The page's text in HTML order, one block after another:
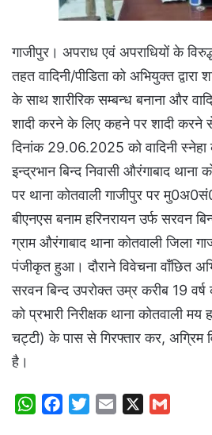
गाजीपुर। अपराध एवं अपराधियों के
तहत वादिनी/पीडिता को अभियुक्त द्वारा
के साथ शारीरिक सम्बन्ध बनाना और
शादी करने के लिए कहने पर शादी करने
दिनांक 29.06.2025 को वादिनी स्नेहा
इन्द्रभान बिन्द निवासी औरंगाबाद थाना
पर थाना कोतवाली गाजीपुर पर
बीएनएस बनाम हरिनरायन उर्फ सरवन
ग्राम औरंगाबाद थाना कोतवाली जिला
पंजीकृत हुआ। दौराने विवेचना वाँछित
सरवन बिन्द उपरोक्त उम्र करीब 19
को प्रभारी निरीक्षक थाना कोतवाली मय
चट्टी) के पास से गिरफ्तार कर, अग्रिम
है।
W